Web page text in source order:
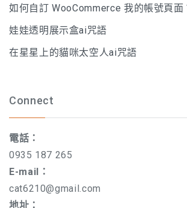
如何自訂 WooCommerce 我的帳號頁面
娃娃透明展示盒ai咒語
在星星上的貓咪太空人ai咒語
Connect
電話：
0935 187 265
E-mail：
cat6210@gmail.com
地址：